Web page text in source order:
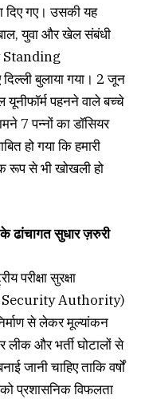
दिए गए। उसकी यह
बाल, युवा और खेल संबंधी
Standing
बुलाया गया। 2 जून
पहनने वाले बच्चे
7 पन्नों का डॉसियर
हो गया कि हमारी
रूप से भी खोखली हो
ढांचागत सुधार ज़रुरी
सुरक्षा
Security Authority)
से लेकर मूल्यांकन
लीक और भर्ती घोटालों से
जानी चाहिए ताकि वर्षों
प्रशासनिक विफलता